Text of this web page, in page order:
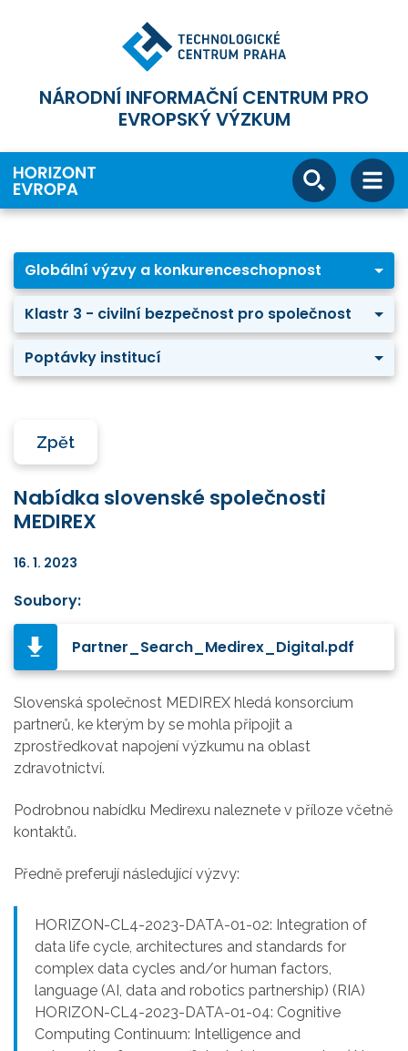
NÁRODNÍ INFORMAČNÍ CENTRUM PRO
EVROPSKÝ VÝZKUM
Globální výzvy a konkurenceschopnost
Klastr 3 - civilní bezpečnost pro společnost
Poptávky institucí
Zpět
Nabídka slovenské společnosti
MEDIREX
16. 1. 2023
Soubory:
Partner_Search_Medirex_Digital.pdf
Slovenská společnost MEDIREX hledá konsorcium
partnerů, ke kterým by se mohla připojit a
zprostředkovat napojení výzkumu na oblast
zdravotnictví.
Podrobnou nabídku Medirexu naleznete v příloze včetně
kontaktů.
Předně preferují následující výzvy:
HORIZON-CL4-2023-DATA-01-02: Integration of
data life cycle, architectures and standards for
complex data cycles and/or human factors,
language (AI, data and robotics partnership) (RIA)
HORIZON-CL4-2023-DATA-01-04: Cognitive
Computing Continuum: Intelligence and